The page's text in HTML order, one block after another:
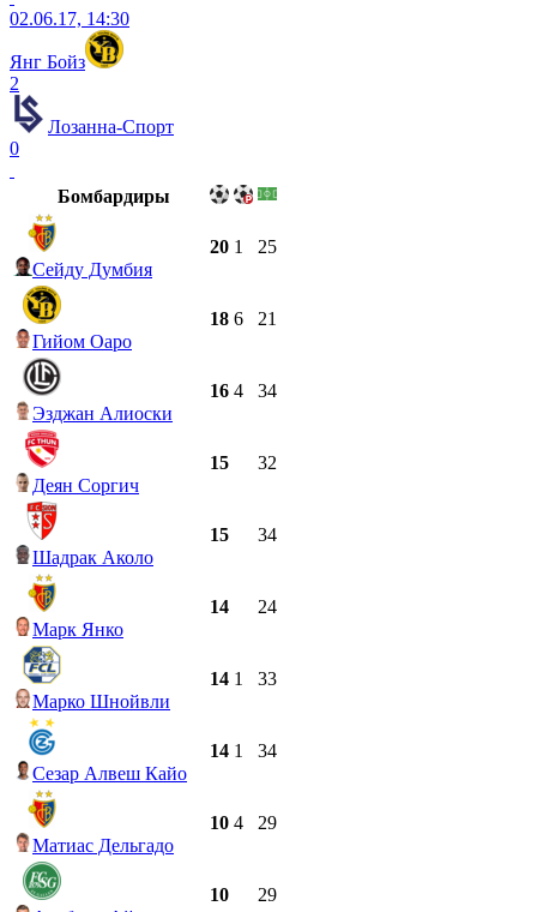
02.06.17, 14:30
Янг Бойз
2
Лозанна-Спорт
0
Бомбардиры
Сейду Думбия
20 1 25
Гийом Оаро
18 6 21
Эзджан Алиоски
16 4 34
Деян Соргич
15 32
Шадрак Аколо
15 34
Марк Янко
14 24
Марко Шнойвли
14 1 33
Сезар Алвеш Кайо
14 1 34
Матиас Дельгадо
10 4 29
10 29